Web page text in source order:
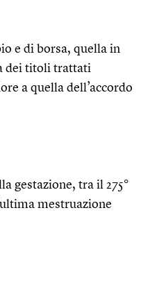
e di borsa, quella in
dei titoli trattati
a quella dell’accordo
gestazione, tra il 275°
mestruazione